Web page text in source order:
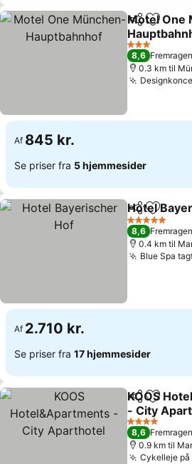
Del Føj til
Motel One
3 Stjerner
8,6
0.3 km til
Af 845 kr.
Se priser fra 5 hjemmesider
Del Føj til
Hotel
5 Stjerner
8,6
0.4 km til
Blue Spa
Af 2.710 kr.
Se priser fra 17 hjemmesider
Del Føj til
KOOS
- City
4 Stjerner
8,6
0.9 km til
Cykelleje på